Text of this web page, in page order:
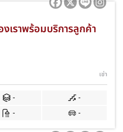
เราพร้อมบริการลูกค้า
เช่า
-
-
- -